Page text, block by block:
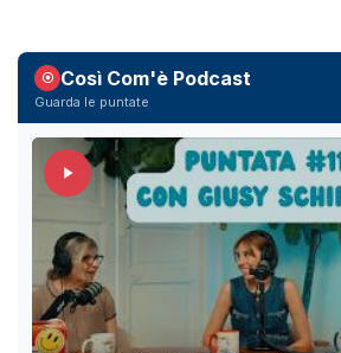
Così Com'è Podcast
Guarda le puntate